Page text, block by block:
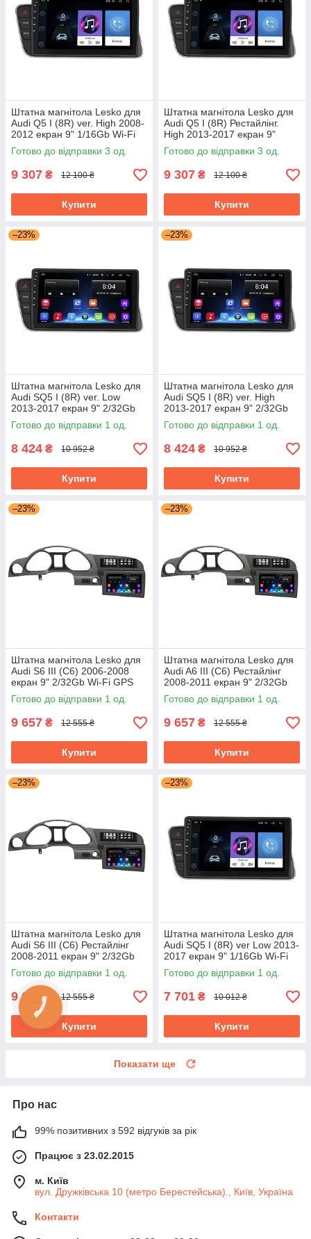
Штатна магнітола Lesko для
Audi Q5 I (8R) ver. High 2008-
2012 екран 9" 1/16Gb Wi-Fi
GPS Base
Готово до відправки 3 од.
9 307 ₴ 12 100 ₴
Купити
Штатна магнітола Lesko для
Audi Q5 I (8R) Рестайлінг.
High 2013-2017 екран 9"
1/16Gb Wi-Fi GPS Base
Готово до відправки 3 од.
9 307 ₴ 12 100 ₴
Купити
–23%
Штатна магнітола Lesko для
Audi SQ5 I (8R) ver. Low
2013-2017 екран 9" 2/32Gb
Wi-Fi GPS Base
Готово до відправки 1 од.
8 424 ₴ 10 952 ₴
Купити
–23%
Штатна магнітола Lesko для
Audi SQ5 I (8R) ver. High
2013-2017 екран 9" 2/32Gb
Wi-Fi GPS Base
Готово до відправки 1 од.
8 424 ₴ 10 952 ₴
Купити
–23%
Штатна магнітола Lesko для
Audi S6 III (C6) 2006-2008
екран 9" 2/32Gb Wi-Fi GPS
Base
Готово до відправки 1 од.
9 657 ₴ 12 555 ₴
Купити
–23%
Штатна магнітола Lesko для
Audi A6 III (C6) Рестайлінг
2008-2011 екран 9" 2/32Gb
Wi-Fi GPS Base Аудіо
Готово до відправки 1 од.
9 657 ₴ 12 555 ₴
Купити
–23%
Штатна магнітола Lesko для
Audi S6 III (C6) Рестайлінг
2008-2011 екран 9" 2/32Gb
Wi-Fi GPS Base
Готово до відправки 1 од.
9 657₴ 12 555 ₴
Купити
–23%
Штатна магнітола Lesko для
Audi SQ5 I (8R) ver Low 2013-
2017 екран 9" 1/16Gb Wi-Fi
GPS Base
Готово до відправки 1 од.
7 701 ₴ 10 012 ₴
Купити
Показати ще
Про нас
99% позитивних з 592 відгуків за рік
Працює з 23.02.2015
м. Київ
вул. Дружківська 10 (метро Берестейська)., Київ, Україна
Контакти